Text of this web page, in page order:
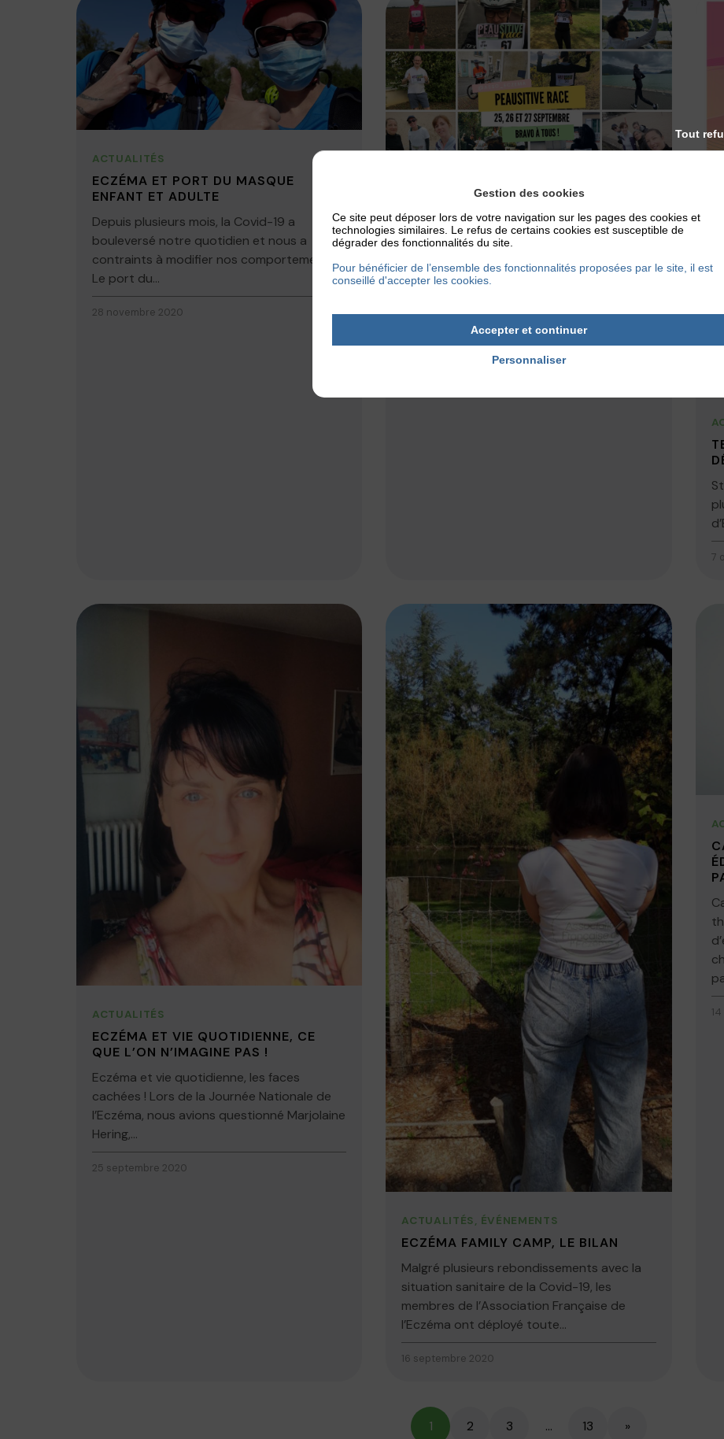
ACTUALITÉS
ECZÉMA ET PORT DU MASQUE
ENFANT ET ADULTE
Depuis plusieurs mois, la Covid-19 a
bouleversé notre quotidien et nous a
contraints à modifier nos comportements.
Le port du...
28 novembre 2020
BILAN PEAUSITIVE RACE
de l’Association Française de l’Eczéma.
Notre envie était de redonner le goût du...
7
ACTUALITÉS
ECZÉMA ET VIE QUOTIDIENNE, CE
QUE L’ON N’IMAGINE PAS !
Eczéma et vie quotidienne, les faces
cachées ! Lors de la Journée Nationale de
l’Eczéma, nous avions questionné Marjolaine
Hering,...
25 septembre 2020
ACTUALITÉS, ÉVÉNEMENTS
ECZÉMA FAMILY CAMP, LE BILAN
Malgré plusieurs rebondissements avec la
situation sanitaire de la Covid-19, les
membres de l’Association Française de
l’Eczéma ont déployé toute...
16 septembre 2020
1 2 3 … 13 »
Gestion des cookies
Ce site peut déposer lors de votre navigation sur les pages des cookies et
technologies similaires. Le refus de certains cookies est susceptible de
dégrader des fonctionnalités du site.
Pour bénéficier de l’ensemble des fonctionnalités proposées par le site, il est
conseillé d'accepter les cookies.
Accepter et continuer
Tout
Personnaliser